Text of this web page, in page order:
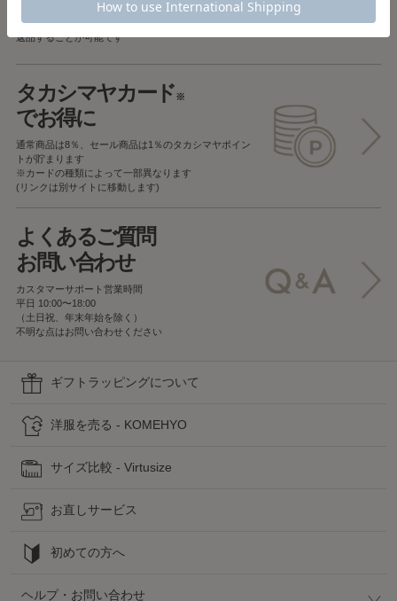
お届け後7日以内の場合
返品することが可能です
タカシマヤカード※
でお得に
通常商品は8％、セール商品は1％のタカシマヤポイン
トが貯まります
※カードの種類によって一部異なります
(リンクは別サイトに移動します)
よくあるご質問
お問い合わせ
カスタマーサポート営業時間
平日 10:00〜18:00
（土日祝、年末年始を除く）
不明な点はお問い合わせください
ギフトラッピングについて
洋服を売る - KOMEHYO
サイズ比較 - Virtusize
お直しサービス
初めての方へ
ヘルプ・お問い合わせ